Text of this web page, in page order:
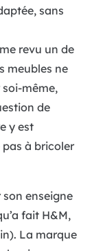
sans
revu un de
meubles ne
même,
de
y est
pas à bricoler
enseigne
fait H&M,
La marque